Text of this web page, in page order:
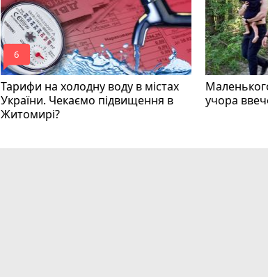
Тарифи на холодну воду в містах
України. Чекаємо підвищення в
Житомирі?
mode_comment
6
учора